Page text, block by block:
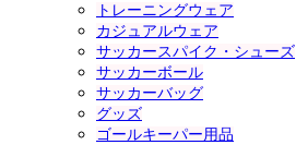
トレーニングウェア
カジュアルウェア
サッカースパイク・シューズ
サッカーボール
サッカーバッグ
グッズ
ゴールキーパー用品